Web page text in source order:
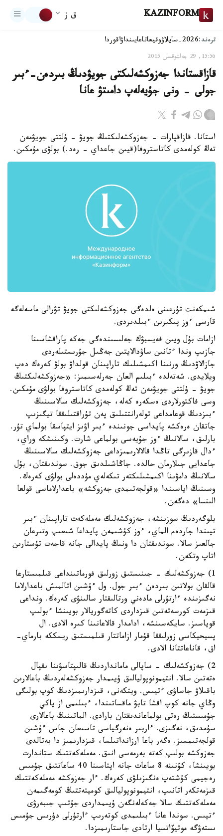
KAZINFORM ق ز
ترەند:2026-سايلاۋ وقيعاتاعايىنداۋاقوردا
15:56, 29 جەلتوقسان 2015
قازاقستاندا جەزوكشەلىكتى جويۋدىڭ بىردەن-ءبىر
جولى - ونى جۇيەلەپ دامىتۋ عانا
استانا. قازاقپارات - جەزوكشەلىكتىڭ جويۋ - ۇلتتى جويۋمەن
تەڭ كولەمدى كاتاستروفا(قيىن جاعداي - رەد.) بولۋى مۇمكىن.
شىمكەنت تۇرعىنى ەلدەگى جەزوكشەلىكتى جويۋ تۋرالى ماسەلەگە
قارسى ءوز پىكىرىن ءبىلدىردى.
ازامات بۇل ويىن فەيسبۋك جەلىسىندەگى جەكە پاراقشاسىنا
جازىپ وندا ءتانىن ساۋدالايتىن جەڭىل جۇرىستىلەردى
جازالاۋدىڭ ورنىنا اكىمشىلىك تاراپىنان قولداۋ بولۋ كەرەك دەپ
ويلايدى. شەتەلدە ءبىلىم العان جەرلەسىمىز: «جەزوكشەلىكتىڭ
جويۋ - ۇلتتى جويۋمەن تەڭ كولەمدى كاتاستروفا بولۋى مۇمكىن.
وسى فاكتورلاردى ەسكەرە كەلە، جەزوكشەلىك سالاسىنىڭ
ءبىزدىڭ قوعامداعى تولەرانتتىلىق پەن تۇراقتىلىققا تيگىزىپ
جاتقان ەرەكشە پايداسى جونىندە ءبىر اۋىز ايتپاسقا بولماي تۇر.
بارلىق، سالانىڭ ءوز جۇيەسى بولماعى شارت. وكىنىشكە وراي،
ءدال قازىرگى تاڭدا قالالارىمىزداعى جەزوكشەلىك سالاسىنىڭ
جاعدايى جىلارمان حالدە. جاڭاشىلدىق جوق. سوندىقتان، بۇل
سالانىڭ دامۋىنا اكىمشىلىكتەر تىكەلەي مۇددەلى بولۋى كەرەك.
وسىنىڭ اياسىندا «قولجەتىمدى جەزوكشە» باعدارلاماسى قولعا
الىنسا» دەگەن.
بلوگەردىڭ سوزىنشە، جەزوكشەلىك مەملەكەت تاراپىنان ءبىر
تيىندا جاردەم الماي، ءوز كۇشىمەن پايداعا شىعىپ وتىرعان
جالعىز سالا. سوندىقتان دا ونىڭ پايدالى جانە قاجەت تۇستارىن
اتاپ وتكەن.
1) جەزوكشەلىك - جىنىستىق زورلىق فورماتىنداعى قىلمىستارعا
قالقان بولاتىن بىردەن ءبىر جول. ول ءۇشىن اتالمىش باعدارلاما
نەگىزىندە ءارتۇرلى مادەني ورتالىقتار سالىنۋى كەرەك. ونداعى
قىزمەت كورسەتەتىن قىزداردى كاتەگوريالار بويىنشا ءبولىپ
قوياسىز. سايكەسىنشە، ادامدار قالاعانىنا كىرە الادى. ال
پسيحيكاسى زورلىققا قۇمار ازاماتتار قىلمىستىق ريسككە بارماي-
اق، قاناعاتتانا الادى.
2) جەزوكشەلىك - ساپالى مامانداردىڭ قالىپتاسۋىنا ىقپال
ەتەتىن سالا. انتيمونوپوليالىق ۇيىمدار جەزوكشەلەردىڭ باعالارىن
باقىلاۋ جاساۋى ءتيىس. ويتكەنى، قىزدارىمىزدىڭ كوپ بولىگى
وڭاي جانە كوپ اقشا تابۋ ماقساتىندا، ءبىلىمى از ياكي
جۇمىستىڭ رەتى بولماعاندىقتان بارادى. الماتىنىڭ باعالارى
سۇمدىق، نەگىزى. ءاربىر ەنەرگياسى تاسىعان جاس ءۇشىن
قولجەتىمسىز. ەگەر باعا ارزانداتىلسا، قىزدارىمىز دا بەتالدى
جەزوكشە بولىپ كەتە بەرمەسى انىق. مەملەكەتتىك ستاندارت
بويىنشا، كۇنىنە 8 ساعات جانە اپتاسىنا 40 ساعاتتىق جۇمىس
رەجيمى كۇشتەپ ەنگىزىلۋى كەرەك. ءار جەزوكشە مەملەكەتتىك
قىزمەتكەر اتانىپ، انتيمونوپوليالىق كوميتەتتىڭ كومەگىمەن
مەملەكەتتىك سالا جەكەلەنگەن ۇيىمداردى جۇتىپ جىبەرۋى
ءتيىس. سوندا عانا ءبىلىمدى كوتەرىپ ءارتۇرلى دۇرىس جۇمىس
ىستەۋگە موتيۆاتسيا ارتادى جاستارىمىزدا.